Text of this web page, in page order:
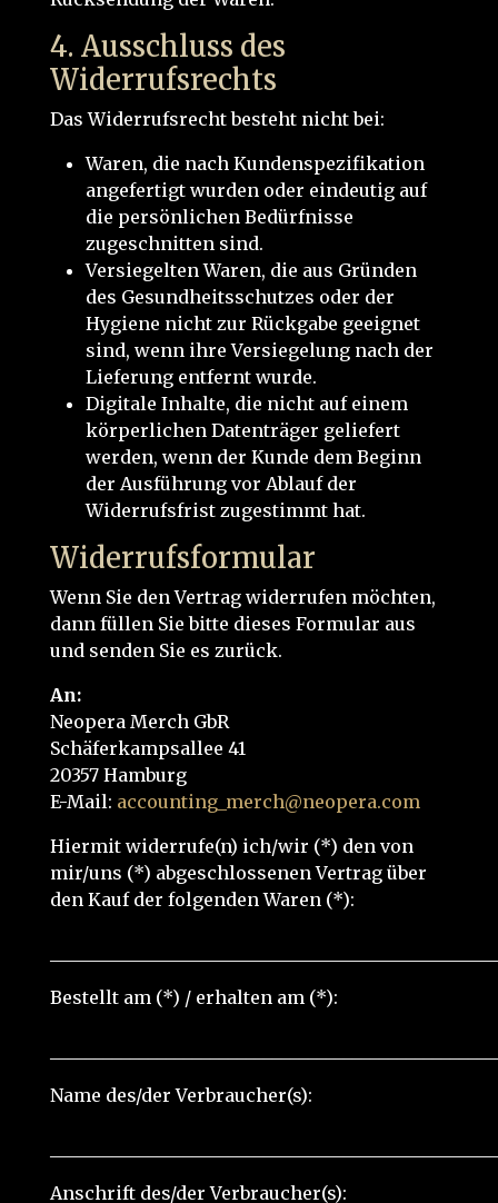
4. Ausschluss des
Widerrufsrechts
Das Widerrufsrecht besteht nicht bei:
Waren, die nach Kundenspezifikation
angefertigt wurden oder eindeutig auf
die persönlichen Bedürfnisse
zugeschnitten sind.
Versiegelten Waren, die aus Gründen
des Gesundheitsschutzes oder der
Hygiene nicht zur Rückgabe geeignet
sind, wenn ihre Versiegelung nach der
Lieferung entfernt wurde.
Digitale Inhalte, die nicht auf einem
körperlichen Datenträger geliefert
werden, wenn der Kunde dem Beginn
der Ausführung vor Ablauf der
Widerrufsfrist zugestimmt hat.
Widerrufsformular
Wenn Sie den Vertrag widerrufen möchten,
dann füllen Sie bitte dieses Formular aus
und senden Sie es zurück.
An:
Neopera Merch GbR
Schäferkampsallee 41
20357 Hamburg
E-Mail: accounting_merch@neopera.com
Hiermit widerrufe(n) ich/wir (*) den von
mir/uns (*) abgeschlossenen Vertrag über
den Kauf der folgenden Waren (*):
Bestellt am (*) / erhalten am (*):
Name des/der Verbraucher(s):
Anschrift des/der Verbraucher(s):